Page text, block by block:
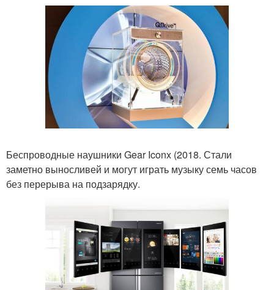
Беспроводные наушники Gear Iconx (2018. Стали
заметно выносливей и могут играть музыку семь часов
без перерыва на подзарядку.